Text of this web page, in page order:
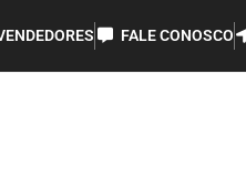
FALE CONOSCO